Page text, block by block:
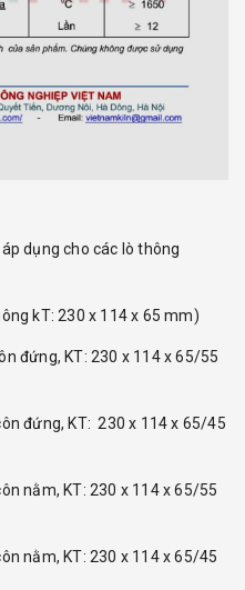
dụng cho các lò thông
kT: 230 x 114 x 65 mm)
KT: 230 x 114 x 65/55
đứng, KT: 230 x 114 x 65/45
KT: 230 x 114 x 65/55
KT: 230 x 114 x 65/45